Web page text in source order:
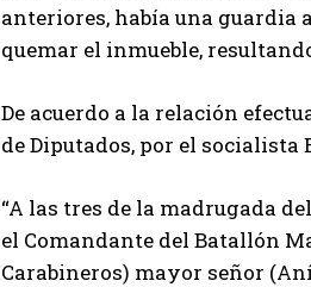
anteriores, había una guardia
quemar el inmueble,
De acuerdo a la relación
de Diputados, por el socialista
“A las tres de la madrugada
el Comandante del Batallón
Carabineros) mayor señor